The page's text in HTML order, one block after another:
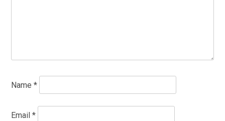
Name *
Email *